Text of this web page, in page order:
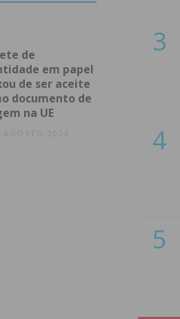
de
em papel
de ser aceite
documento de
na UE
AGOSTO 2026
3
4
5